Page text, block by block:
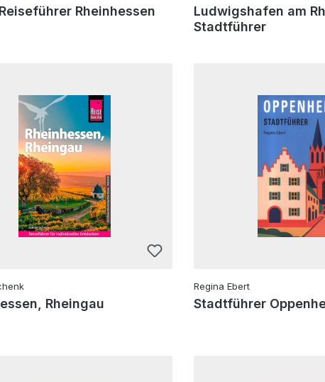
Rheinhessen
Ludwigshafen am
Stadtführer
Rheingau
Regina Ebert
Stadtführer